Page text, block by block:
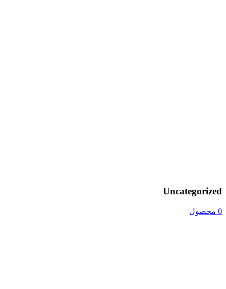
Uncategorized
0 محصول